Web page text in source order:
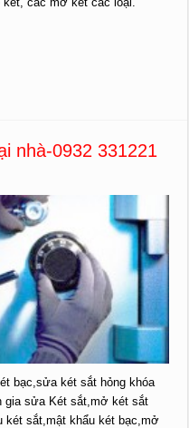
nhà-0932 331221
bạc,sửa két sắt hỏng khóa
gia sửa Két sắt,mở két sắt
két sắt,mật khẩu két bạc,mở